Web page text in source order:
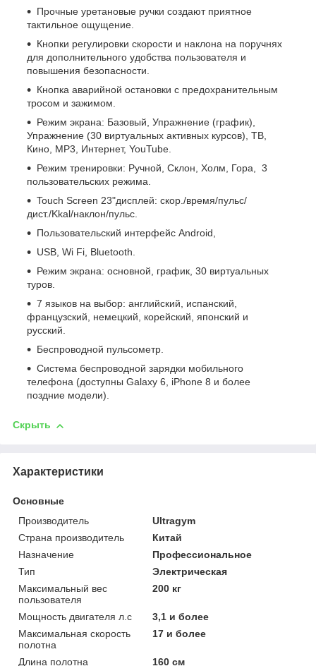
Прочные уретановые ручки создают приятное
тактильное ощущение.
Кнопки регулировки скорости и наклона на поручнях
для дополнительного удобства пользователя и
повышения безопасности.
Кнопка аварийной остановки с предохранительным
тросом и зажимом.
Режим экрана: Базовый, Упражнение (график),
Упражнение (30 виртуальных активных курсов), ТВ,
Кино, MP3, Интернет, YouTube.
Режим тренировки: Ручной, Склон, Холм, Гора, 3
пользовательских режима.
Touch Screen 23"дисплей: скор./время/пульс/
дист./Kkal/наклон/пульс.
Пользовательский интерфейс Android,
USB, Wi Fi, Bluetooth.
Режим экрана: основной, график, 30 виртуальных
туров.
7 языков на выбор: английский, испанский,
французский, немецкий, корейский, японский и
русский.
Беспроводной пульсометр.
Система беспроводной зарядки мобильного
телефона (доступны Galaxy 6, iPhone 8 и более
поздние модели).
Скрыть
Характеристики
Основные
Производитель
Ultragym
Страна производитель
Китай
Назначение
Профессиональное
Тип
Электрическая
Максимальный вес
пользователя
200 кг
Мощность двигателя л.с
3,1 и более
Максимальная скорость
полотна
17 и более
Длина полотна 160 см